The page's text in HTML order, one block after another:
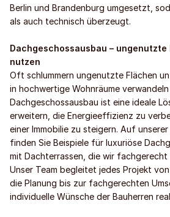
Berlin und Brandenburg umgesetzt,
als auch technisch überzeugt.
Dachgeschossausbau – ungenutzte
nutzen
Oft schlummern ungenutzte Flächen
in hochwertige Wohnräume verwandeln
Dachgeschossausbau ist eine ideale
erweitern, die Energieeffizienz zu
einer Immobilie zu steigern. Auf
finden Sie Beispiele für luxuriöse
mit Dachterrassen, die wir fachgerecht
Unser Team begleitet jedes Projekt
die Planung bis zur fachgerechten
individuelle Wünsche der Bauherren